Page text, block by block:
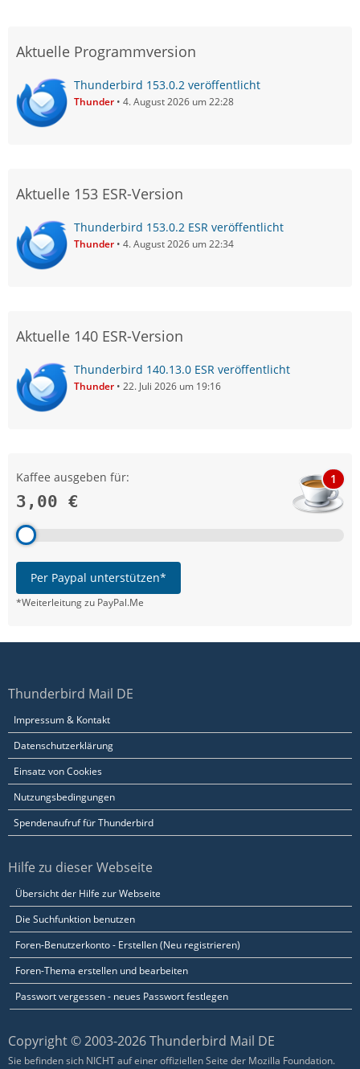
Aktuelle Programmversion
Thunderbird 153.0.2 veröffentlicht
Thunder 4. August 2026 um 22:28
Aktuelle 153 ESR-Version
Thunderbird 153.0.2 ESR veröffentlicht
Thunder 4. August 2026 um 22:34
Aktuelle 140 ESR-Version
Thunderbird 140.13.0 ESR veröffentlicht
Thunder 22. Juli 2026 um 19:16
Kaffee ausgeben für:
3,00 €
1
Per Paypal unterstützen*
*Weiterleitung zu PayPal.Me
Thunderbird Mail DE
Impressum & Kontakt
Datenschutzerklärung
Einsatz von Cookies
Nutzungsbedingungen
Spendenaufruf für Thunderbird
Hilfe zu dieser Webseite
Übersicht der Hilfe zur Webseite
Die Suchfunktion benutzen
Foren-Benutzerkonto - Erstellen (Neu registrieren)
Foren-Thema erstellen und bearbeiten
Passwort vergessen - neues Passwort festlegen
Copyright © 2003-2026 Thunderbird Mail DE
Sie befinden sich NICHT auf einer offiziellen Seite der Mozilla Foundation.